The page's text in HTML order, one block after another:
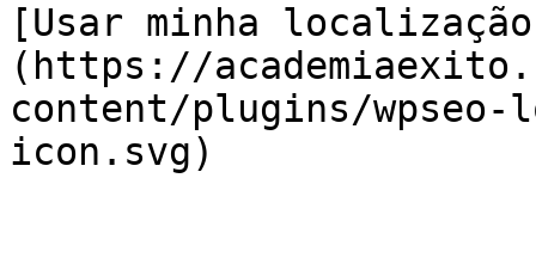
[Usar minha
(https://
content/plugins/
icon.svg)